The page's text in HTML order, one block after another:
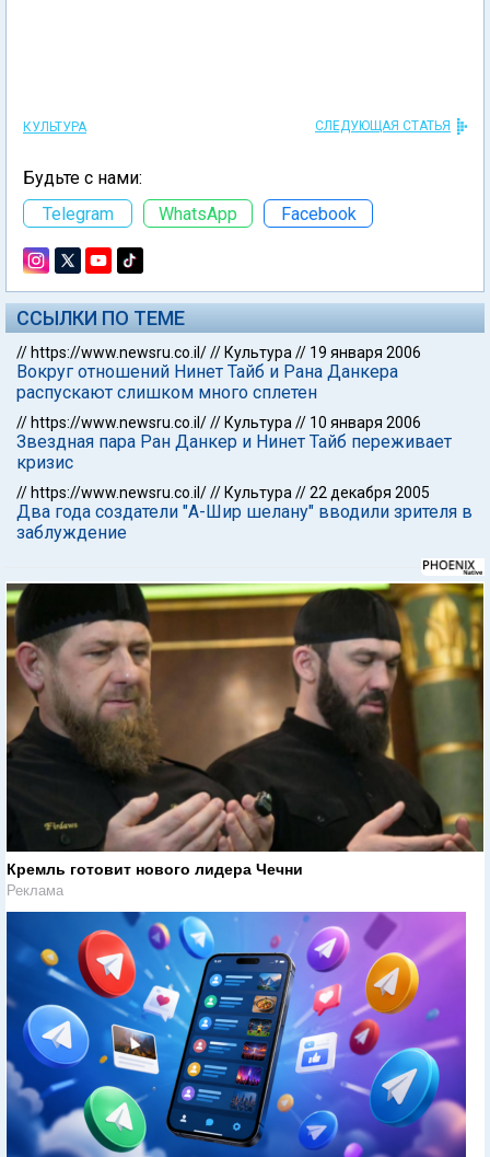
КУЛЬТУРА СЛЕДУЮЩАЯ СТАТЬЯ
Будьте с нами:
Telegram
WhatsApp Facebook
ССЫЛКИ ПО ТЕМЕ
// https://www.newsru.co.il/// Культура // 19 января 2006
Вокруг отношений Нинет Тайб и Рана Данкера
распускают слишком много сплетен
// https://www.newsru.co.il/// Культура // 10 января 2006
Звездная пара Ран Данкер и Нинет Тайб переживает
кризис
// https://www.newsru.co.il/// Культура //22 декабря 2005
Два года создатели "А-Шир шелану" вводили зрителя в
заблуждение
Кремль готовит нового лидера Чечни
Реклама